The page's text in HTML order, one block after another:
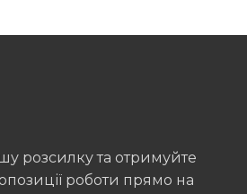
розсилку та отримуйте
роботи прямо на